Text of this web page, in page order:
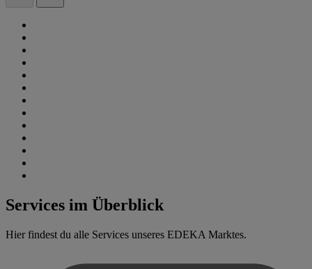
Services im Überblick
Hier findest du alle Services unseres EDEKA Marktes.